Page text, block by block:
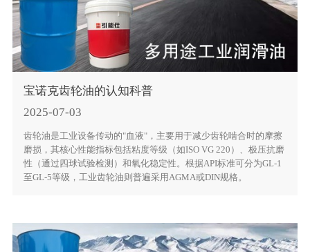
宝诺克齿轮油的认知科普
2025-07-03
齿轮油是工业设备传动的"血液"，主要用于减少齿轮啮合时的摩擦
磨损，其核心性能指标包括粘度等级（如ISO VG 220）、极压抗磨
性（通过四球试验检测）和氧化稳定性。根据API标准可分为GL-1
至GL-5等级，工业齿轮油则普遍采用AGMA或DIN规格。